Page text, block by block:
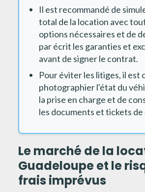
Il est recommandé de
total de la location avec
options nécessaires et de
par écrit les garanties et
avant de signer le contrat.
Pour éviter les litiges, il est
photographier l'état du
la prise en charge et de
les documents et tickets
Le marché de la
Guadeloupe et le
frais imprévus